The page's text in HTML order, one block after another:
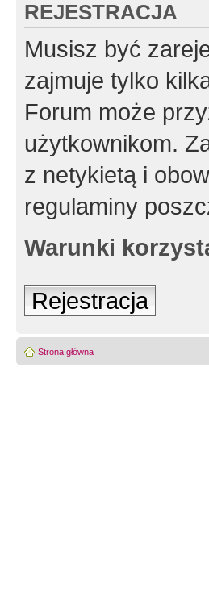
REJESTRACJA
Musisz być
zajmuje tylko
Forum może
użytkownikom.
z netykietą i
regulaminy
Warunki
Rejestracja
Strona główna